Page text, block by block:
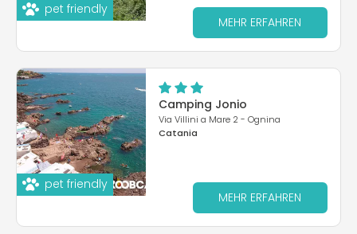
pet friendly
MEHR ERFAHREN
pet friendly
Camping Jonio
Via Villini a Mare 2 - Ognina
Catania
MEHR ERFAHREN